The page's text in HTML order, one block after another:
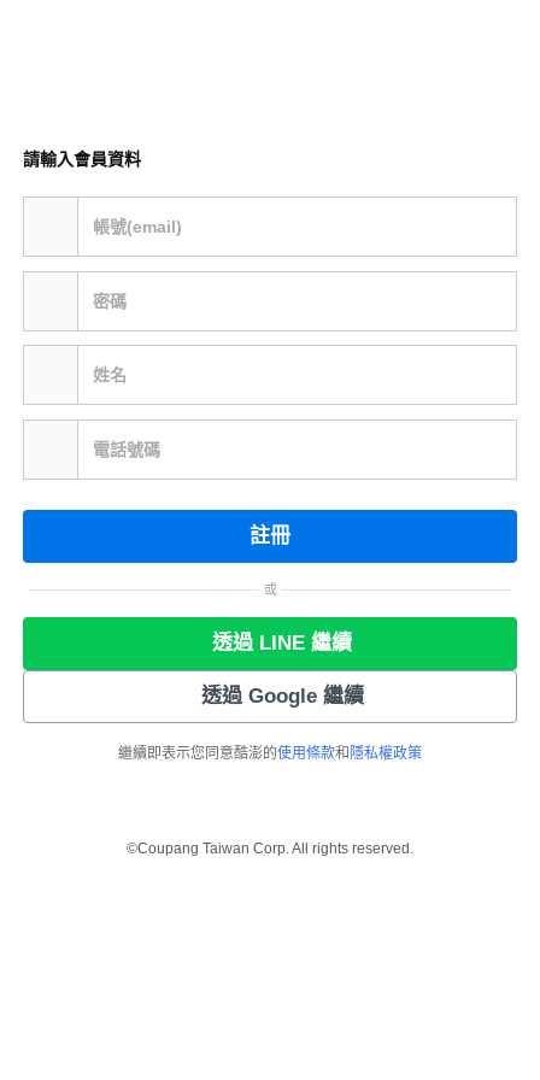
請輸入會員資料
帳號(email)
密碼
姓名
電話號碼
註冊
或
透過 LINE 繼續
透過 Google 繼續
繼續即表示您同意酷澎的使用條款和 隱私權政策
©Coupang Taiwan Corp. All rights reserved.